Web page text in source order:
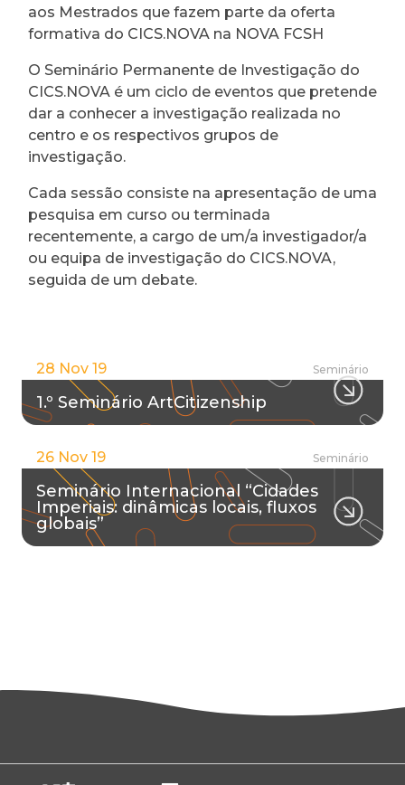
aos Mestrados que fazem parte da oferta
formativa do CICS.NOVA na NOVA FCSH
O Seminário Permanente de Investigação do
CICS.NOVA é um ciclo de eventos que pretende
dar a conhecer a investigação realizada no
centro e os respectivos grupos de
investigação.
Cada sessão consiste na apresentação de uma
pesquisa em curso ou terminada
recentemente, a cargo de um/a investigador/a
ou equipa de investigação do CICS.NOVA,
seguida de um debate.
28 Nov 19 Seminário
1.º Seminário ArtCitizenship
26 Nov 19 Seminário
Seminário Internacional “Cidades
Imperiais: dinâmicas locais, fluxos
globais”